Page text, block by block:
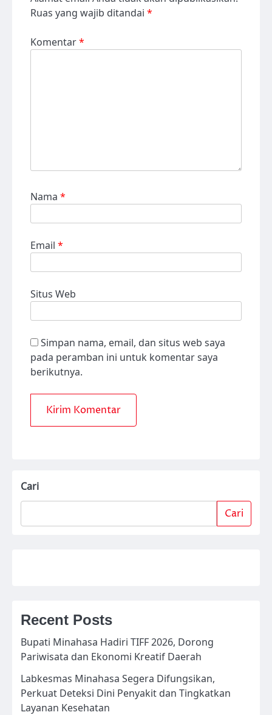
Ruas yang wajib ditandai *
Komentar*
Nama *
Email *
Situs Web
Simpan nama, email, dan situs web saya
pada peramban ini untuk komentar saya
berikutnya.
Cari
Cari
Recent Posts
Bupati Minahasa Hadiri TIFF 2026, Dorong
Pariwisata dan Ekonomi Kreatif Daerah
Labkesmas Minahasa Segera Difungsikan,
Perkuat Deteksi Dini Penyakit dan Tingkatkan
Layanan Kesehatan